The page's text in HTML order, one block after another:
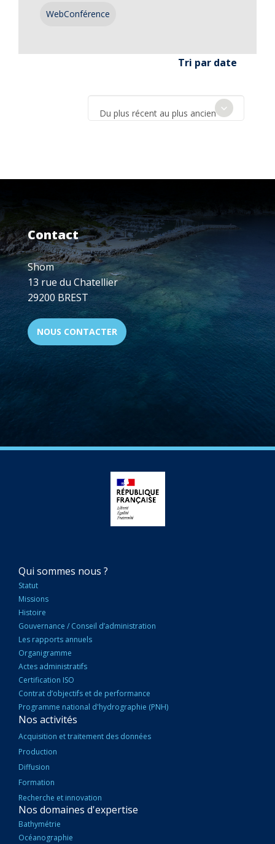
WebConférence
Tri par date
Du plus récent au plus ancien
Contact
Shom
13 rue du Chatellier
29200 BREST
NOUS CONTACTER
NAVIGATION
PRINCIPALE
Qui sommes nous ?
Statut
Missions
Histoire
Gouvernance / Conseil d’administration
Les rapports annuels
Organigramme
Actes administratifs
Certification ISO
Contrat d’objectifs et de performance
Programme national d'hydrographie (PNH)
Nos activités
Acquisition et traitement des données
Production
Diffusion
Formation
Recherche et innovation
Nos domaines d'expertise
Bathymétrie
Océanographie